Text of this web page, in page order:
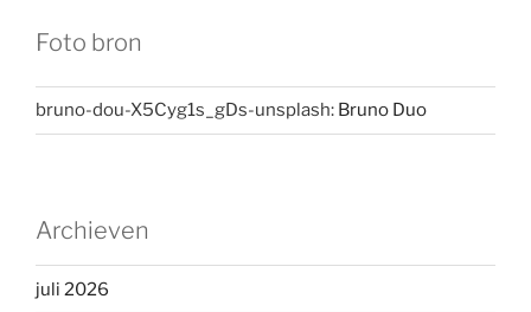
Foto bron
bruno-dou-X5Cyg1s_gDs-unsplash: Bruno Duo
Archieven
juli 2026